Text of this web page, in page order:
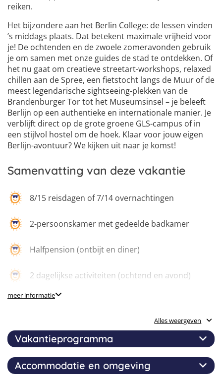
8
9
reiken.
Het bijzondere aan het Berlin College: de lessen vinden
’s middags plaats. Dat betekent maximale vrijheid voor
je! De ochtenden en de zwoele zomeravonden gebruik
je om samen met onze guides de stad te ontdekken. Of
het nu gaat om creatieve streetart-workshops, relaxed
chillen aan de Spree, een fietstocht langs de Muur of de
meest legendarische sightseeing-plekken van de
Brandenburger Tor tot het Museumsinsel – je beleeft
Berlijn op een authentieke en internationale manier. Je
verblijft direct op de grote groene GLS-campus of in
een stijlvol hostel om de hoek. Klaar voor jouw eigen
Berlijn-avontuur? We kijken uit naar je komst!
Samenvatting van deze vakantie
8/15 reisdagen of 7/14 overnachtingen
2-persoonskamer met gedeelde badkamer
Halfpension (ontbijt en diner)
2 dagelijkse activiteiten (ochtend en avond)
1 dagexcursie per week
Juvigo-noodnummer op de aankomst- en
meer informatie
Alles weergeven
Vakantieprogramma
Dit internationale taalkamp biedt je de mogelijkheid
om je Duits te verbeteren, Berlijn met al zijn ruwe
Accommodatie en omgeving